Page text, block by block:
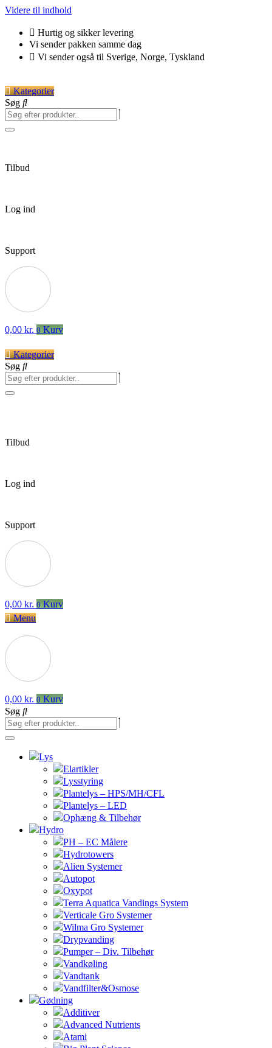
Videre til indhold
Hurtig og sikker levering
Vi sender pakken samme dag
Vi sender også til Sverige, Norge, Tyskland
Kategorier
Søg
Tilbud
Log ind
Support
0,00 kr. 0 Kurv
Kategorier
Søg
Tilbud
Log ind
Support
0,00 kr. 0 Kurv
Menu
0,00 kr. 0 Kurv
Søg
Lys
Elartikler
Lysstyring
Plantelys – HPS/MH/CFL
Plantelys – LED
Ophæng & Tilbehør
Hydro
PH – EC Målere
Hydrotowers
Alien Systemer
Autopot
Oxypot
Terra Aquatica Vandings System
Verticale Gro Systemer
Wilma Gro Systemer
Drypvanding
Pumper – Div. Tilbehør
Vandkøling
Vandtank
Vandfilter&Osmose
Gødning
Additiver
Advanced Nutrients
Atami